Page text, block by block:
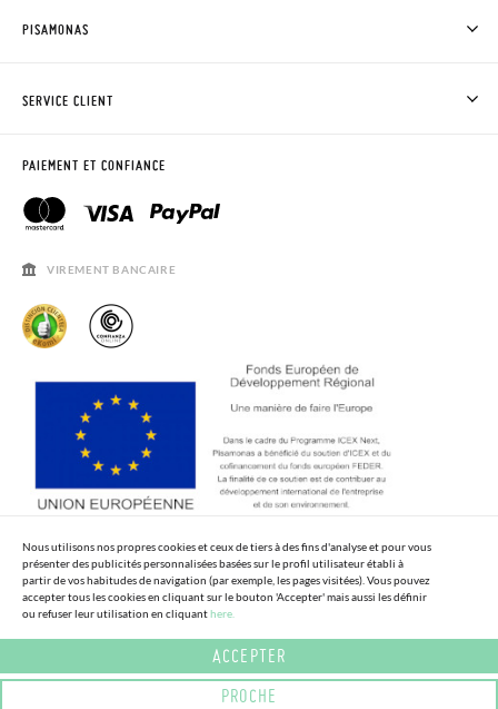
PISAMONAS
CLUB PISAMONAS
BLOG & NEWS
AVIS LÉGAL, CONFIDENCIALITÉ ET COOKIES
GUIDE DE TAILLES
SOLDES
SERVICE CLIENT
DEMANDER RETOUR
CONTACT
HORAIRES
QUESTIONS FRÉQUENTES
PAIEMENT ET CONFIANCE
VIREMENT BANCAIRE
Nous utilisons nos propres cookies et ceux de tiers à des fins d'analyse et pour vous
présenter des publicités personnalisées basées sur le profil utilisateur établi à
partir de vos habitudes de navigation (par exemple, les pages visitées). Vous pouvez
accepter tous les cookies en cliquant sur le bouton 'Accepter' mais aussi les définir
ou refuser leur utilisation en cliquanthere.
ACCEPTER
PROCHE